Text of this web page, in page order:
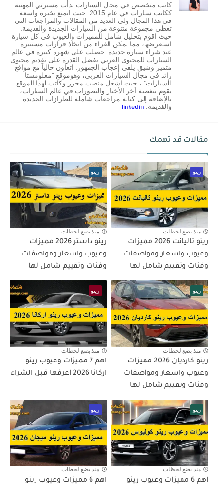
كاتب متخصص في مجال السيارات بدأت مسيرتي المهنية
ككاتب سيارات في عام 2015. حيث اتمتع بخبرة واسعة
في هذا المجال ولي العديد من المقالات والمراجعات التي
تغطي مجموعة متنوعة من السيارات الجديدة والقديمة.
حيث اقوم بتحليل شامل للمميزات والعيوب في كل سيارة
استعرضها، مما يمكن القراء من اتخاذ قرارات مستنيرة
عند شراء سيارة جديدة. حصلت على شهرة كبيرة في عالم
السيارات للمحتوى العربي بفضل القدرة على تقديم محتوى
متميز وشيق يلقى إعجاب الجمهور. اتعاون حالياً مع مواقع
رائد في مجال السيارات العربي، وهوموقع "معلومستا
للسيارات" ، حيث اشغل منصب محرر وكاتب لهذا الموقع.
يقوم بتغطية آخر الأخبار والتطورات في عالم السيارات،
بالإضافة إلى كتابة مراجعات شاملة للطرازات الجديدة
والقديمة.
linkedin
مقالات قد تهمك
رينو
منذ بضع لحظات
رينو تاليانت 2026 مميزات
وعيوب واسعار ومواصفات
وفئات وتقييم شامل لها
رينو
منذ بضع لحظات
رينو داستر 2026 مميزات
وعيوب واسعار ومواصفات
وفئات وتقييم شامل لها
رينو
منذ بضع لحظات
رينو كارديان 2026 مميزات
وعيوب واسعار ومواصفات
وفئات وتقييم شامل لها
رينو
منذ بضع لحظات
اهم 7 مميزات وعيوب رينو
اركانا 2026 اعرفها قبل الشراء
رينو
منذ بضع لحظات
اهم 6 مميزات وعيوب رينو
رينو
منذ بضع لحظات
اهم 6 مميزات وعيوب رينو